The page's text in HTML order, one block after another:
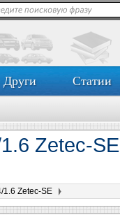
Други Статии
Zetec-SE
1.6 Zetec-SE